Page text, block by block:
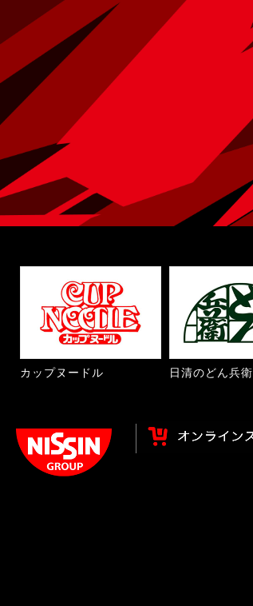
カップヌードル 日清のどん兵衛